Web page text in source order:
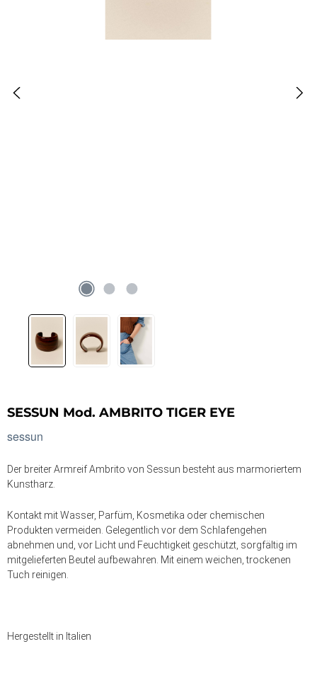
SESSUN Mod. AMBRITO TIGER EYE
sessun
Der breiter Armreif Ambrito von Sessun besteht aus marmoriertem
Kunstharz.
Kontakt mit Wasser, Parfüm, Kosmetika oder chemischen
Produkten vermeiden. Gelegentlich vor dem Schlafengehen
abnehmen und, vor Licht und Feuchtigkeit geschützt, sorgfältig im
mitgelieferten Beutel aufbewahren. Mit einem weichen, trockenen
Tuch reinigen.
Hergestellt in Italien